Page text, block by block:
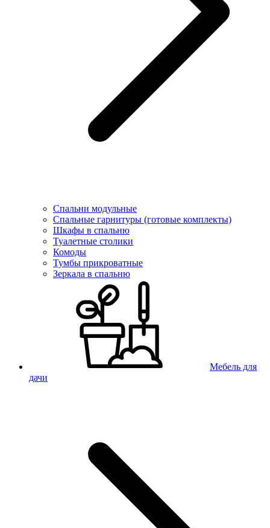
Спальни модульные
Спальные гарнитуры (готовые комплекты)
Шкафы в спальню
Туалетные столики
Комоды
Тумбы прикроватные
Зеркала в спальню
Мебель для
дачи